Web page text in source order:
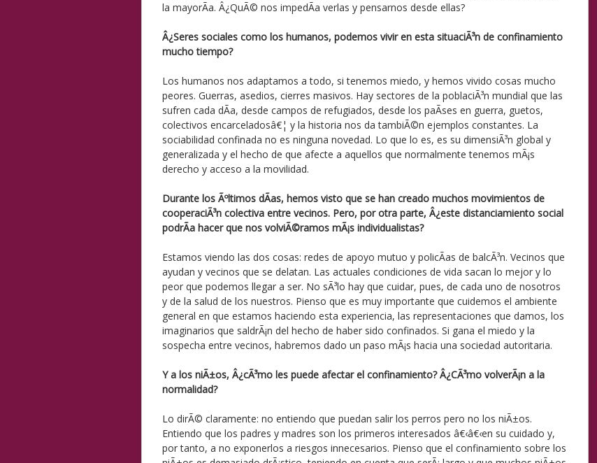
la mayorÃ­a. Â¿QuÃ© nos impedÃ­a verlas y pensarnos desde ellas?
Â¿Seres sociales como los humanos, podemos vivir en esta situaciÃ³n de confinamiento
mucho tiempo?
Los humanos nos adaptamos a todo, si tenemos miedo, y hemos vivido cosas mucho
peores. Guerras, asedios, cierres masivos. Hay sectores de la poblaciÃ³n mundial que las
sufren cada dÃ­a, desde campos de refugiados, desde los paÃ­ses en guerra, guetos,
colectivos encarceladosâ€¦ y la historia nos da tambiÃ©n ejemplos constantes. La
sociabilidad confinada no es ninguna novedad. Lo que lo es, es su dimensiÃ³n global y
generalizada y el hecho de que afecte a aquellos que normalmente tenemos mÃ¡s
derecho y acceso a la movilidad.
Durante los Ãºltimos dÃ­as, hemos visto que se han creado muchos movimientos de
cooperaciÃ³n colectiva entre vecinos. Pero, por otra parte, Â¿este distanciamiento social
podrÃ­a hacer que nos volviÃ©ramos mÃ¡s individualistas?
Estamos viendo las dos cosas: redes de apoyo mutuo y policÃ­as de balcÃ³n. Vecinos que
ayudan y vecinos que se delatan. Las actuales condiciones de vida sacan lo mejor y lo
peor que podemos llegar a ser. No sÃ³lo hay que cuidar, pues, de cada uno de nosotros
y de la salud de los nuestros. Pienso que es muy importante que cuidemos el ambiente
general en que estamos haciendo esta experiencia, las representaciones que damos, los
imaginarios que saldrÃ¡n del hecho de haber sido confinados. Si gana el miedo y la
sospecha entre vecinos, habremos dado un paso mÃ¡s hacia una sociedad autoritaria.
Y a los niÃ±os, Â¿cÃ³mo les puede afectar el confinamiento? Â¿CÃ³mo volverÃ¡n a la
normalidad?
Lo dirÃ© claramente: no entiendo que puedan salir los perros pero no los niÃ±os.
Entiendo que los padres y madres son los primeros interesados â€‹â€‹en su cuidado y,
por tanto, a no exponerlos a riesgos innecesarios. Pienso que el confinamiento sobre los